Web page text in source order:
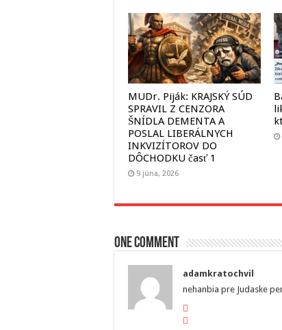
MUDr. Piják: KRAJSKÝ SÚD
SPRAVIL Z CENZORA
ŠNÍDLA DEMENTA A
POSLAL LIBERÁLNYCH
INKVIZÍTOROV DO
DÔCHODKU časť 1
9 júna, 2026
One comment
adamkratochvil
nehanbia pre Judaske